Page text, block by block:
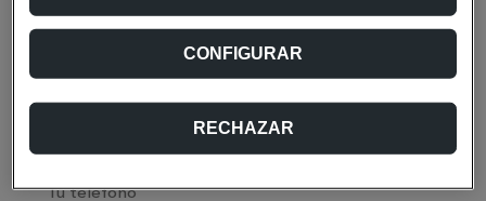
Rellena el formulario
AHORA
Nombre
*
RECHAZAR
CONFIGURAR